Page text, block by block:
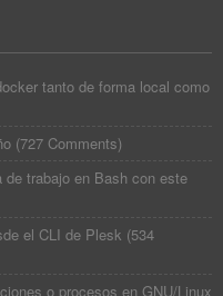
tanto de forma local como
(727 Comments)
trabajo en Bash con este
el CLI de Plesk (534
o procesos en GNU/Linux